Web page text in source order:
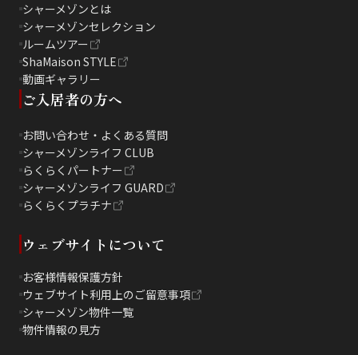
シャーメゾンとは
シャーメゾンセレクション
ルームツアー
ShaMaison STYLE
動画ギャラリー
ご入居者の方へ
お問い合わせ・よくある質問
シャーメゾンライフ CLUB
らくらくパートナー
シャーメゾンライフ GUARD
らくらくプラチナ
ウェブサイトについて
お客様情報保護方針
ウェブサイト利用上のご留意事項
シャーメゾン物件一覧
物件情報の見方